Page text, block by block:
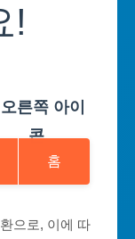
!
홈
으로, 이에 따